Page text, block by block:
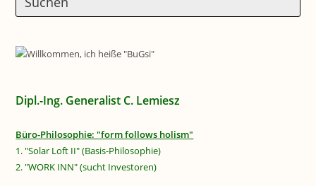
Dipl.-Ing. Generalist C. Lemiesz
Büro-Philosophie: "form follows holism"
1. "Solar Loft II" (Basis-Philosophie)
2. "WORK INN" (sucht Investoren)